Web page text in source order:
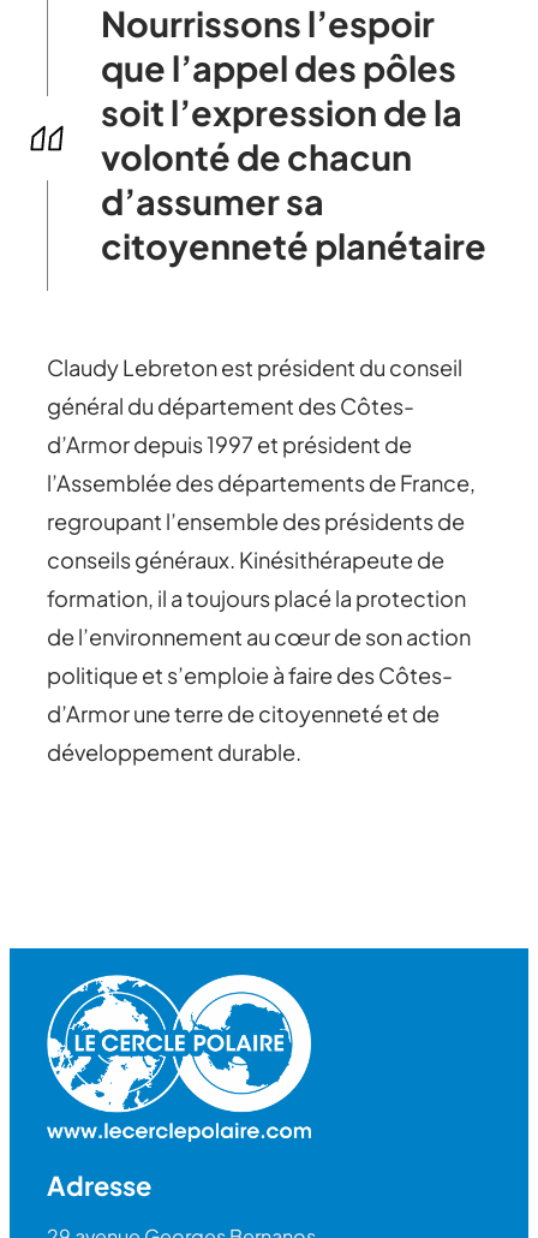
Nourrissons l’espoir
que l’appel des pôles
soit l’expression de la
volonté de chacun
d’assumer sa
citoyenneté planétaire
Claudy Lebreton est président du conseil
général du département des Côtes-
d’Armor depuis 1997 et président de
l’Assemblée des départements de France,
regroupant l’ensemble des présidents de
conseils généraux. Kinésithérapeute de
formation, il a toujours placé la protection
de l’environnement au cœur de son action
politique et s’emploie à faire des Côtes-
d’Armor une terre de citoyenneté et de
développement durable.
Adresse